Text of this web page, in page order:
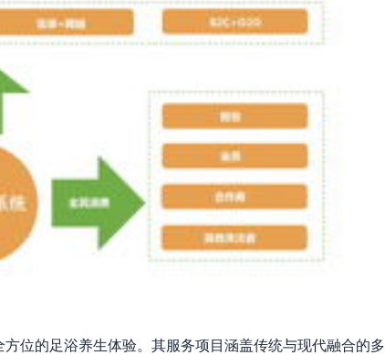
位的足浴养生体验。其服务项目涵盖传统与现代融合的多